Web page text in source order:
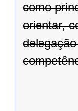
como
orientar,